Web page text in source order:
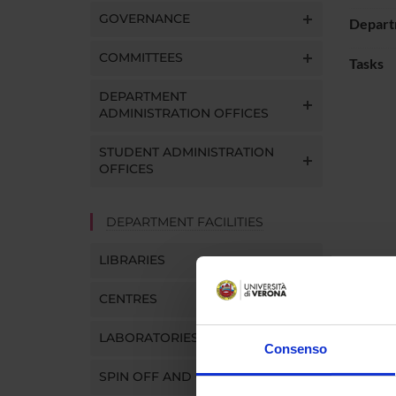
Consenso
GOVERNANCE
COMMITTEES
DEPARTMENT
ADMINISTRATION OFFICES
STUDENT ADMINISTRATION
OFFICES
DEPARTMENT FACILITIES
LIBRARIES
CENTRES
LABORATORIES
SPIN OFF AND COMPANIES
Tasks